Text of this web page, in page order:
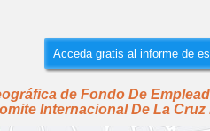
Acceda gratis al informe de
de Fondo De
Internacional De La Cruz